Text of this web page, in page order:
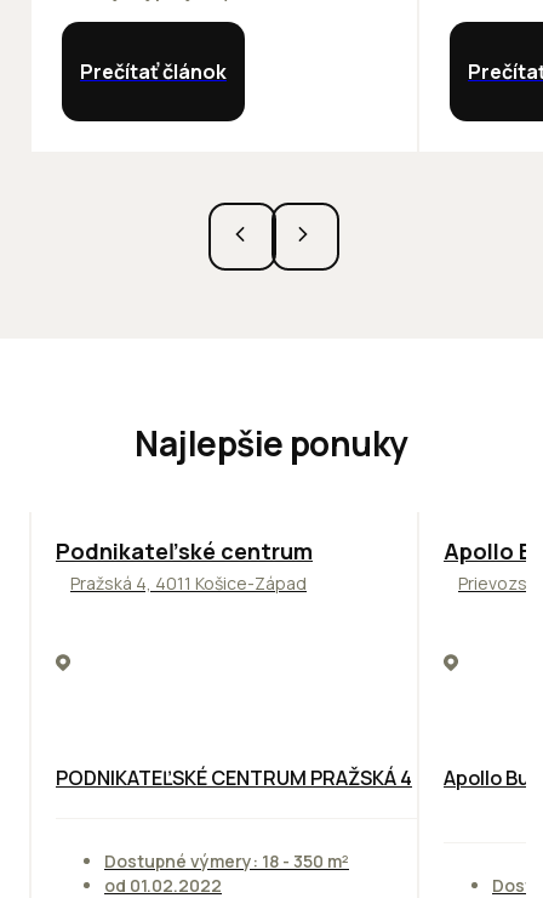
Prečítať článok
Najlepšie ponuky
ODPORÚČAME
Podnikateľské centrum
Pražská 4, 4011 Košice-Západ
PODNIKATEĽSKÉ CENTRUM PRAŽSKÁ 4
Dostupné výmery: 18 - 350 m²
od 01.02.2022
TOP
Apollo
Apollo